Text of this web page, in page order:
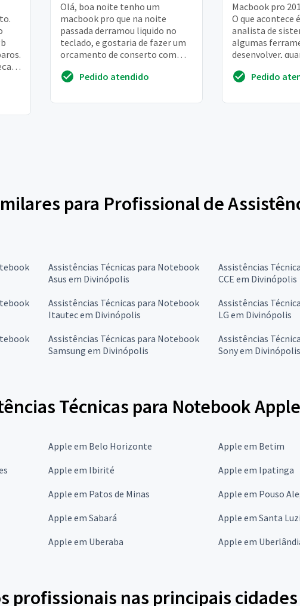
Olá, boa noite tenho um
macbook pro que na noite
passada derramou liquido no
teclado, e gostaria de fazer um
orçamento de conserto com
o notebook é meu ins...
Pedido atendido
Macbook pro
O que acontece
analista de
algumas
desenvolver,
maquina fica
Pedido
para Profissional de
Assistências Técnicas para Notebook
Asus em Divinópolis
Assistências
CCE em Divinópolis
Assistências Técnicas para Notebook
Itautec em Divinópolis
Assistências
LG em Divinópolis
Assistências Técnicas para Notebook
Samsung em Divinópolis
Assistências
Sony em Divinópolis
Técnicas para Notebook
Apple em Belo Horizonte Apple em Betim
Apple em Ibirité Apple em Ipatinga
Apple em Patos de Minas Apple em Pouso
Apple em Sabará Apple em Santa
Apple em Uberaba Apple em
profissionais nas principais cidades